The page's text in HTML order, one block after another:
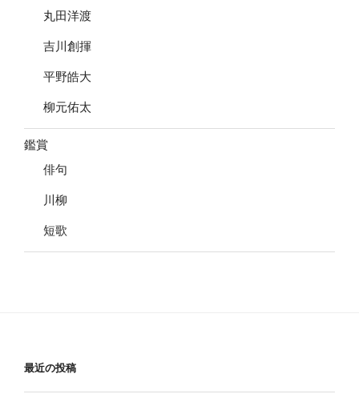
丸田洋渡
吉川創揮
平野皓大
柳元佑太
鑑賞
俳句
川柳
短歌
最近の投稿